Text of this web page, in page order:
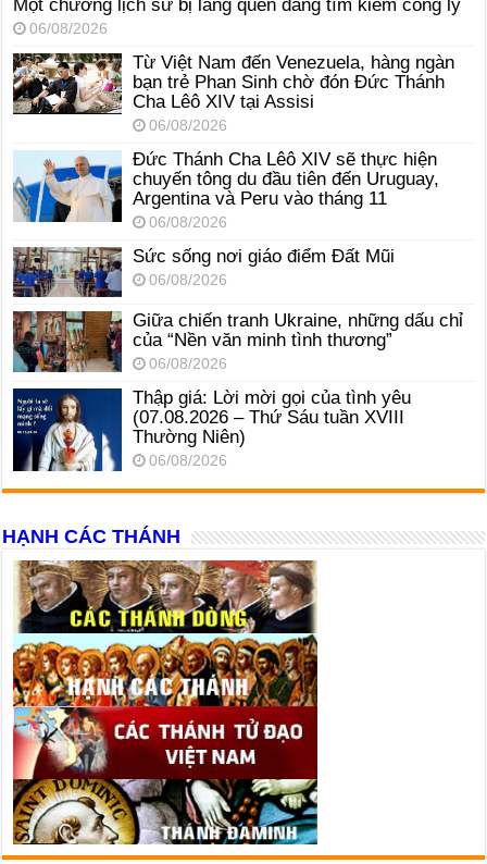
Một chương lịch sử bị lãng quên đang tìm kiếm công lý
06/08/2026
Từ Việt Nam đến Venezuela, hàng ngàn
bạn trẻ Phan Sinh chờ đón Đức Thánh
Cha Lêô XIV tại Assisi
06/08/2026
Đức Thánh Cha Lêô XIV sẽ thực hiện
chuyến tông du đầu tiên đến Uruguay,
Argentina và Peru vào tháng 11
06/08/2026
Sức sống nơi giáo điểm Đất Mũi
06/08/2026
Giữa chiến tranh Ukraine, những dấu chỉ
của “Nền văn minh tình thương”
06/08/2026
Thập giá: Lời mời gọi của tình yêu
(07.08.2026 – Thứ Sáu tuần XVIII
Thường Niên)
06/08/2026
HẠNH CÁC THÁNH